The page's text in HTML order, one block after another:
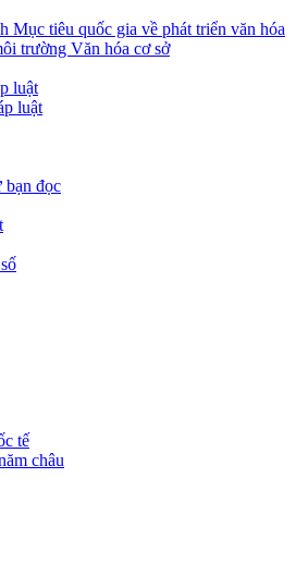
Mục tiêu quốc gia về phát triển văn hóa
trường Văn hóa cơ sở
luật
luật
bạn đọc
tế
châu